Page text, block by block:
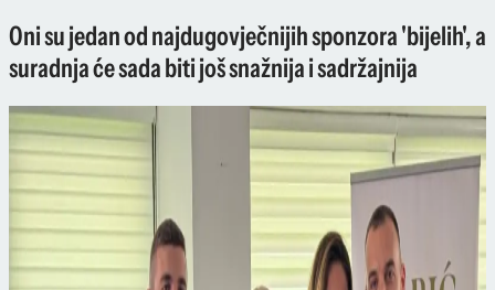
Oni su jedan od najdugovječnijih sponzora 'bijelih', a
suradnja će sada biti još snažnija i sadržajnija